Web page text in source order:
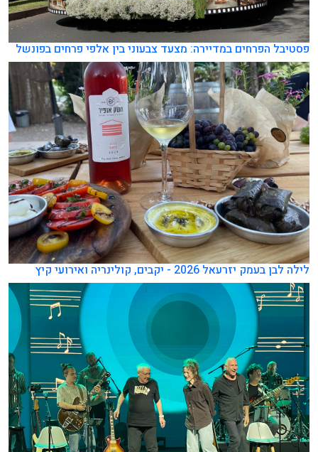
פסטיבל הפרחים במדיירה: מצעד צבעוני בין אלפי פרחים בפונשל
לילה לבן בעמק יזרעאל 2026 - יקבים, קולינריה ואירועי קיץ